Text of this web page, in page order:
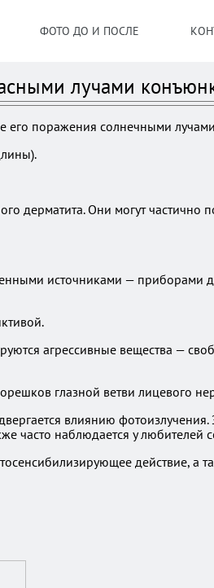
ФОТО ДО И ПОСЛЕ
лучами
его поражения солнечными
дерматита. Они могут частично
источниками —
агрессивные вещества —
глазной ветви лицевого
влиянию
наблюдается у любителей
действие, а